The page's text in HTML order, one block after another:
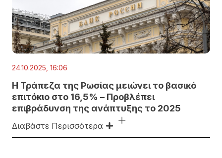
24.10.2025, 16:06
Η Τράπεζα της Ρωσίας μειώνει το βασικό
επιτόκιο στο 16,5% – Προβλέπει
επιβράδυνση της ανάπτυξης το 2025
Διαβάστε Περισσότερα